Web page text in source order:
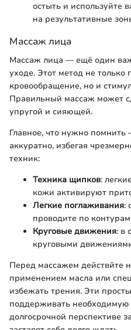
остыть и используйте
на результативные
Массаж лица
Массаж лица — ещё один
уходе. Этот метод не только
кровообращение, но и
Правильный массаж может
упругой и сияющей.
Главное, что нужно
аккуратно, избегая
техник:
Техника щипков:
кожи активируют
Легкие поглаживания:
проводите по
Круговые движения: в
круговыми
Перед массажем действйте
применением масла или
избежать трения. Эти
поддерживать необходимую
долгосрочной перспективе